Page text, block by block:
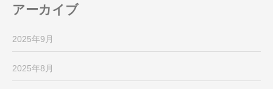
アーカイブ
2025年9月
2025年8月